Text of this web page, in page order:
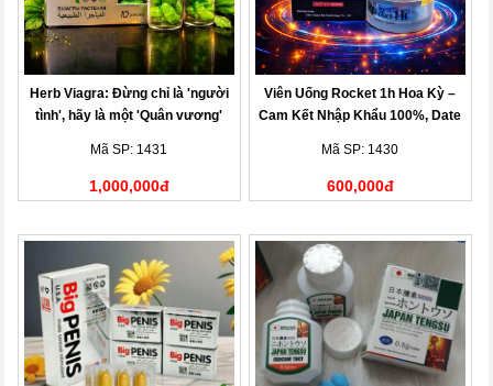
Herb Viagra: Đừng chỉ là 'người
tình', hãy là một 'Quân vương'
Mã SP: 1431
1,000,000đ
Viên Uống Rocket 1h Hoa Kỳ –
Cam Kết Nhập Khẩu 100%, Date
Mã SP: 1430
600,000đ